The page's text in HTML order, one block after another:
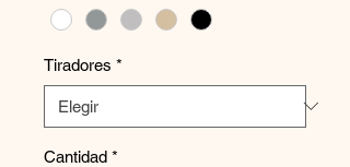
Tiradores *
Cantidad *